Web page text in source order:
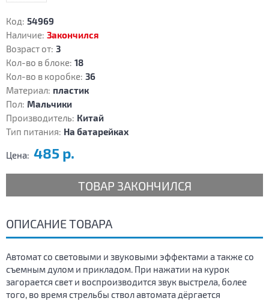
Код: 54969
Наличие: Закончился
Возраст от: 3
Кол-во в блоке: 18
Кол-во в коробке: 36
Материал: пластик
Пол: Мальчики
Производитель: Китай
Тип питания: На батарейках
Цена: 485 р.
ТОВАР ЗАКОНЧИЛСЯ
ОПИСАНИЕ ТОВАРА
Автомат со световыми и звуковыми эффектами а также со
съемным дулом и прикладом. При нажатии на курок
загорается свет и воспроизводится звук выстрела, более
того, во время стрельбы ствол автомата дёргается